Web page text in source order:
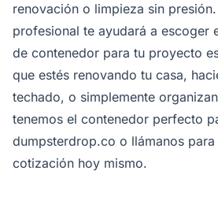
renovación o limpieza sin
profesional te ayudará a escoger
de contenedor para tu proyecto
que estés renovando tu casa,
techado, o simplemente
tenemos el contenedor perfecto
dumpsterdrop.co o llámanos
cotización hoy mismo.